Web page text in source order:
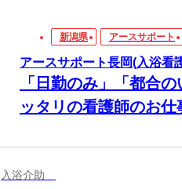
新潟県 アースサポート
アースサポート長岡(入浴看
「日勤のみ」「都合
ッタリの看護師のお仕
入浴介助